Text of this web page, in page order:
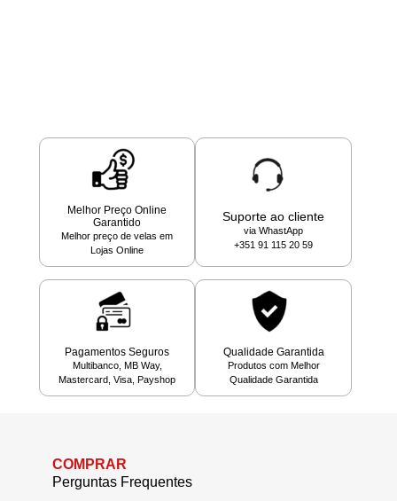
Melhor Preço Online
Garantido
Melhor preço de velas em
Lojas Online
Suporte ao cliente
via WhastApp
+351 91 115 20 59
Pagamentos Seguros
Multibanco, MB Way,
Mastercard, Visa, Payshop
Qualidade Garantida
Produtos com Melhor
Qualidade Garantida
COMPRAR
Perguntas Frequentes